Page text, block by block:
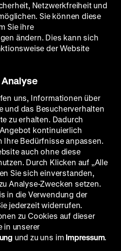
Renate Müller, Hans
mit Perücke und Reifrock
des preußischen
Auftrag seiner Majestät
in seiner Paraderolle)
verhindert denn auch
Fehltritt der
Statt zu ihrem Rendezvous
Souper nach Sanssouci
lobt in der
Netzwerkfreiheit und
Sie können diese
Sie ihre
ändern. Dies kann sich
der Website
Analyse
uns, Informationen über
und das Besucherverhalten
zu erhalten. Dadurch
kontinuierlich
Ihre Bedürfnisse anpassen.
auch ohne diese
Durch Klicken auf „Alle
Sie sich einverstanden,
Analyse-Zwecken setzen.
in die Verwendung der
jederzeit widerrufen.
zu Cookies auf dieser
in unserer
und zu uns im Impressum.